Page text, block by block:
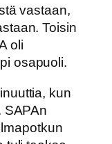
vastaan,
Toisin
oli
osapuoli.
kun
SAPAn